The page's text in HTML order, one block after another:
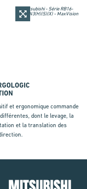
et ergonomique commande
dont le levage, la
et la translation des